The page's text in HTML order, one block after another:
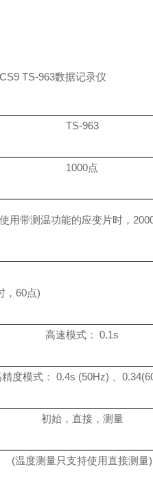
TS-963
1000点
用带测温功能的应变片时，
60点)
高速模式： 0.1s
度模式： 0.4s (50Hz)
初始，直接，测量
(温度测量只支持使用直接测量)